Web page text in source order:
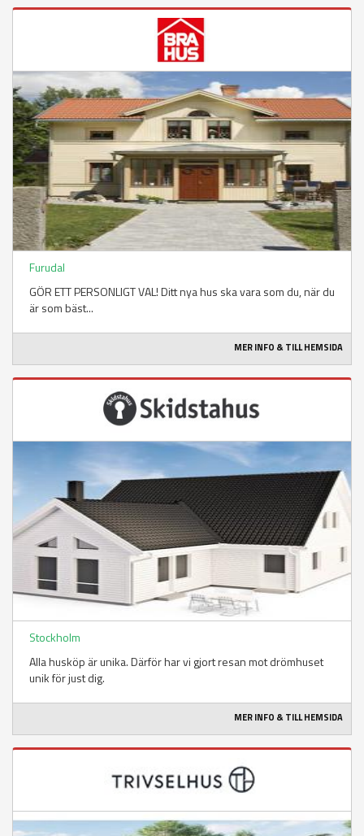
Furudal
GÖR ETT PERSONLIGT VAL! Ditt nya hus ska vara som du, när du
är som bäst...
MER INFO & TILL HEMSIDA
Stockholm
Alla husköp är unika. Därför har vi gjort resan mot drömhuset
unik för just dig.
MER INFO & TILL HEMSIDA